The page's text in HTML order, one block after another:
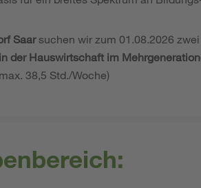
Saarsuchen wir zum 01.08.2026 zwei
der Hauswirtschaft im
38,5 Std./Woche)